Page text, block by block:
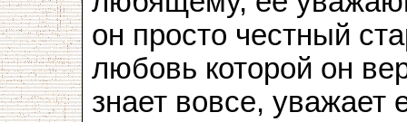
он просто честный
любовь которой он
знает вовсе, уважает